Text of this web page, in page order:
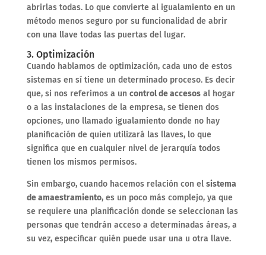
abrirlas todas. Lo que convierte al igualamiento en un
método menos seguro por su funcionalidad de abrir
con una llave todas las puertas del lugar.
3. Optimización
Cuando hablamos de optimización, cada uno de estos
sistemas en sí tiene un determinado proceso. Es decir
que, si nos referimos a un control de accesosal hogar
o a las instalaciones de la empresa, se tienen dos
opciones, uno llamado igualamiento donde no hay
planificación de quien utilizará las llaves, lo que
significa que en cualquier nivel de jerarquía todos
tienen los mismos permisos.
Sin embargo, cuando hacemos relación con el sistema
de amaestramiento, es un poco más complejo, ya que
se requiere una planificación donde se seleccionan las
personas que tendrán acceso a determinadas áreas, a
su vez, especificar quién puede usar una u otra llave.